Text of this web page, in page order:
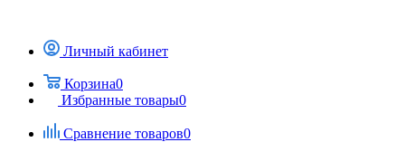
Личный кабинет
Корзина0
Избранные товары0
Сравнение товаров0